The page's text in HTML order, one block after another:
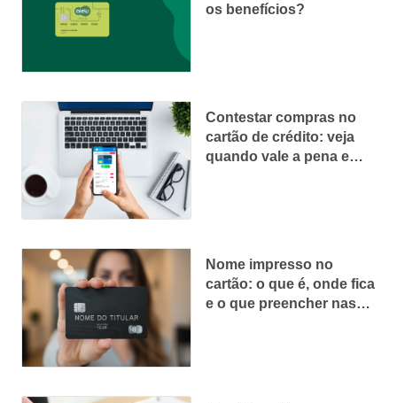
os benefícios?
Contestar compras no
cartão de crédito: veja
quando vale a pena e
Nome impresso no
cartão: o que é, onde fica
e o que preencher nas